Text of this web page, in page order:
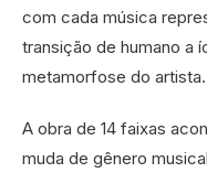
com cada música
transição de humano a
metamorfose do artista.
A obra de 14 faixas
muda de gênero